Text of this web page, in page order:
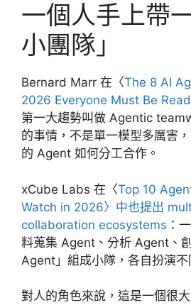
一個人手上帶
小團隊」
Bernard Marr 在〈The 8 AI
2026 Everyone Must Be
第一大趨勢叫做 Agentic
的事情，不是單一模型多厲害
的 Agent 如何分工合作。
xCube Labs 在〈Top 10
Watch in 2026〉中也提出
collaboration ecosystems ：
料蒐集 Agent、分析 Agent、
Agent」組成小隊，各自扮演不
對人的角色來說，這是一個很大